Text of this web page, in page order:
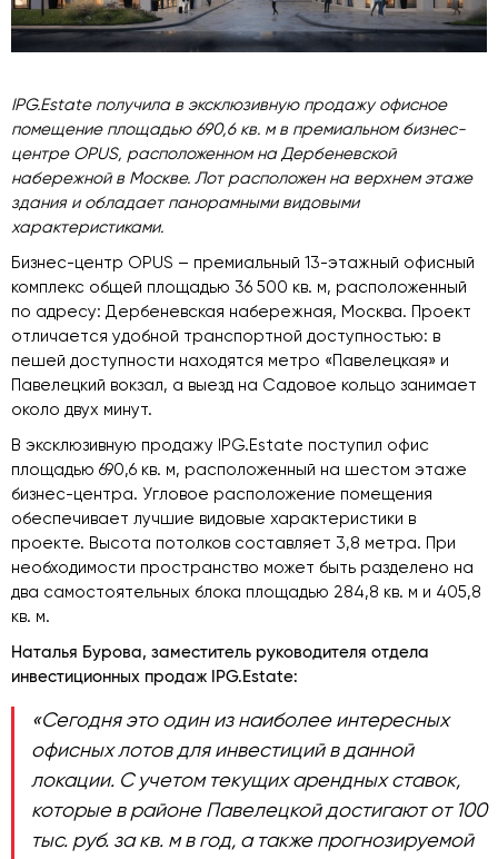
IPG.Estate получила в эксклюзивную продажу офисное
помещение площадью 690,6 кв. м в премиальном бизнес-
центре OPUS, расположенном на Дербеневской
набережной в Москве. Лот расположен на верхнем этаже
здания и обладает панорамными видовыми
характеристиками.
Бизнес-центр OPUS – премиальный 13-этажный офисный
комплекс общей площадью 36 500 кв. м, расположенный
по адресу: Дербеневская набережная, Москва. Проект
отличается удобной транспортной доступностью: в
пешей доступности находятся метро «Павелецкая» и
Павелецкий вокзал, а выезд на Садовое кольцо занимает
около двух минут.
В эксклюзивную продажу IPG.Estate поступил офис
площадью 690,6 кв. м, расположенный на шестом этаже
бизнес-центра. Угловое расположение помещения
обеспечивает лучшие видовые характеристики в
проекте. Высота потолков составляет 3,8 метра. При
необходимости пространство может быть разделено на
два самостоятельных блока площадью 284,8 кв. м и 405,8
кв. м.
Наталья Бурова, заместитель руководителя отдела
инвестиционных продаж IPG.Estate:
«Сегодня это один из наиболее интересных
офисных лотов для инвестиций в данной
локации. С учетом текущих арендных ставок,
которые в районе Павелецкой достигают от 100
тыс. руб. за кв. м в год, а также прогнозируемой